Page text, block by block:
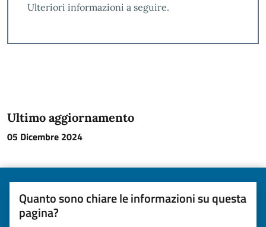
Ulteriori informazioni a seguire.
Ultimo aggiornamento
05 Dicembre 2024
Quanto sono chiare le informazioni su questa
pagina?